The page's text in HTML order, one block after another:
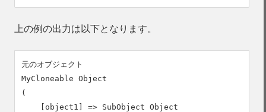
上の例の出力は以下となります。
元のオブジェクト
MyCloneable Object
(
    [object1] => SubObject Object